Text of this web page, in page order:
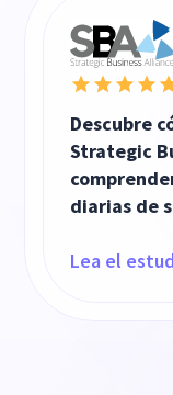
Descubre
Strategic
diarias de
Lea el